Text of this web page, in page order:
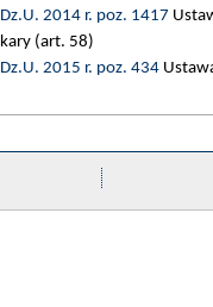
Dz.U. 2014 r. poz. 1417
kary (art. 58)
Dz.U. 2015 r. poz. 434